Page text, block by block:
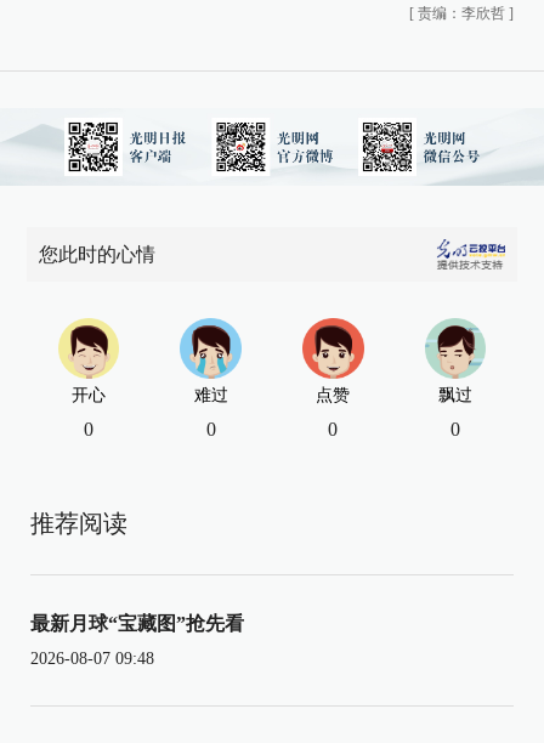
[ 责编：李欣哲 ]
您此时的心情
开心
0
难过
0
点赞
0
飘过
0
推荐阅读
最新月球“宝藏图”抢先看
2026-08-07 09:48